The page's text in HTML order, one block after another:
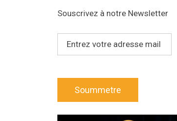
Souscrivez à notre Newsletter